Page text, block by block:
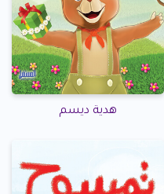
هدية ديسم